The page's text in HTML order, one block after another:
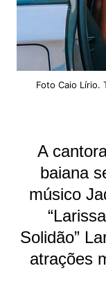
Foto Caio Lírio.
A
baiana
músico
Solidão”
atrações